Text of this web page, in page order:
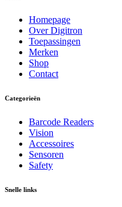
Homepage
Over Digitron
Toepassingen
Merken
Shop
Contact
Categorieën
Barcode Readers
Vision
Accessoires
Sensoren
Safety
Snelle links